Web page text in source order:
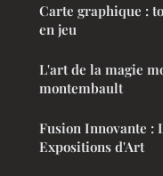
Carte graphique :
en jeu
L'art de la magie
montembault
Fusion Innovante :
Expositions d'Art